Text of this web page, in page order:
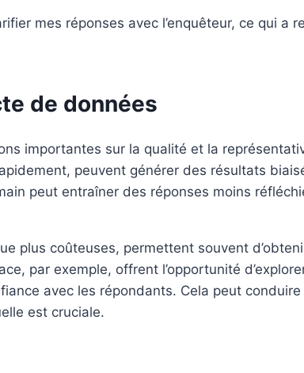
mes réponses avec l’enquêteur, ce qui a
de données
importantes sur la qualité et la
peuvent générer des résultats
peut entraîner des réponses moins
plus coûteuses, permettent souvent
par exemple, offrent l’opportunité
avec les répondants. Cela peut
est cruciale.